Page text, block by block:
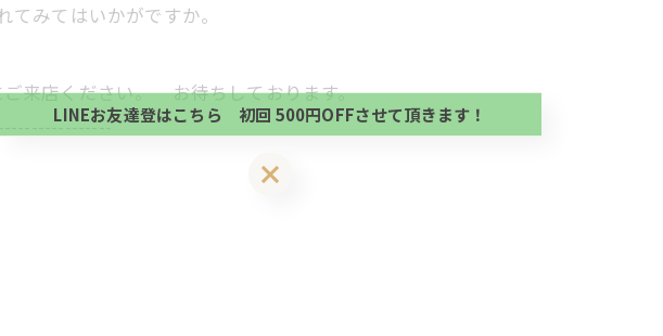
てみてはいかがですか。
ご来店ください。 お待ちしております。
初回 500円OFFさせて頂きます。 既に 追加済の
方、不必要な方 お手数ですが、✖印でお閉じ下さい。
LINEお友達登はこちら 初回 500円OFFさせて頂きます！
当サロンの公式LINE@にお友達登録頂いたお客様は
LINEお友達登はこちら 初回 500円OFFさせて頂きます！